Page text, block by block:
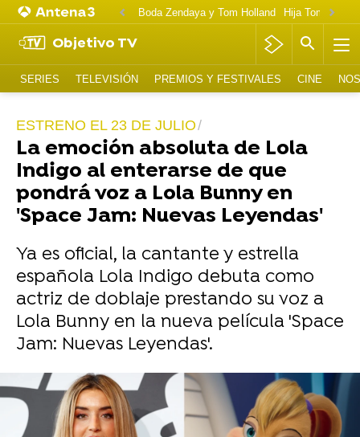
Boda Zendaya y Tom Holland Hija Tom
Objetivo TV
SERIES TELEVISIÓN PREMIOS Y FESTIVALES CINE
ESTRENO EL 23 DE JULIO
La emoción absoluta de Lola
Indigo al enterarse de que
pondrá voz a Lola Bunny en
'Space Jam: Nuevas Leyendas'
Ya es oficial, la cantante y estrella
española Lola Indigo debuta como
actriz de doblaje prestando su voz a
Lola Bunny en la nueva película 'Space
Jam: Nuevas Leyendas'.